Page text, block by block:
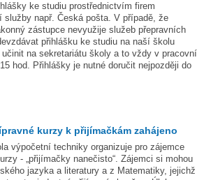
ke studiu prostřednictvím firem
např. Česká pošta. V případě, že
zástupce nevyužije služeb přepravních
přihlášku ke studiu na naší školu
na sekretariátu školy a to vždy v pracovní
hod. Přihlášky je nutné doručit nejpozději do
kurzy k přijímačkám zahájeno
výpočetní techniky organizuje pro zájemce
- „přijímačky nanečisto“. Zájemci si mohou
jazyka a literatury a z Matematiky, jejichž